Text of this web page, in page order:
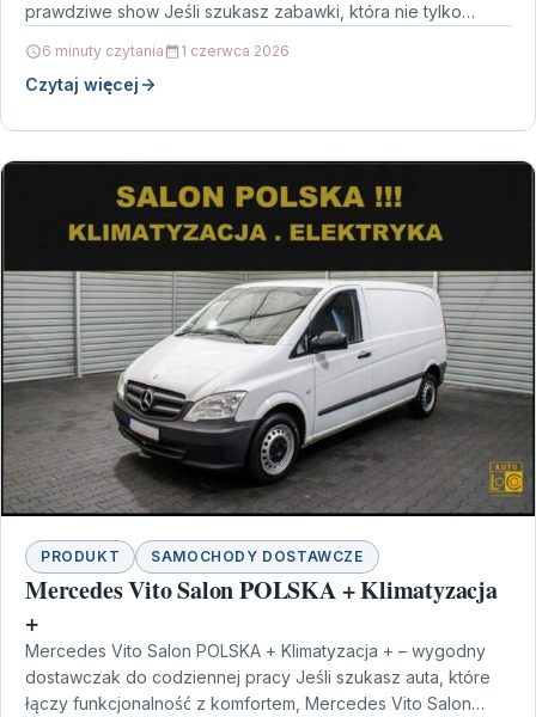
prawdziwe show Jeśli szukasz zabawki, która nie tylko
6 minuty czytania 1 czerwca 2026
Czytaj więcej
PRODUKT SAMOCHODY DOSTAWCZE
Mercedes Vito Salon POLSKA + Klimatyzacja
+
Mercedes Vito Salon POLSKA + Klimatyzacja + – wygodny
dostawczak do codziennej pracy Jeśli szukasz auta, które
łączy funkcjonalność z komfortem, Mercedes Vito Salon…